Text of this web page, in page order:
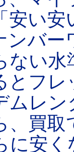
安い
ンバ
ない
とフ
ムレ
、買取
に安く